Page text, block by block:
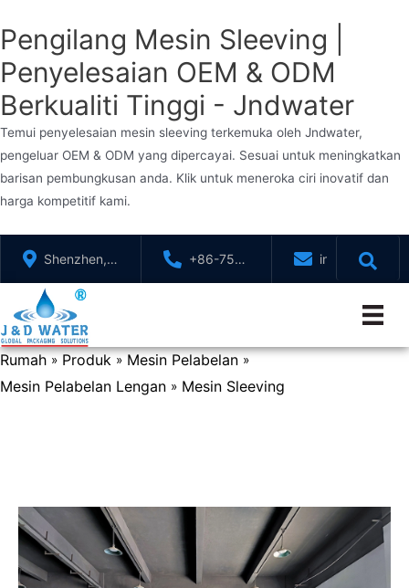
Pengilang Mesin Sleeving |
Penyelesaian OEM & ODM
Berkualiti Tinggi - Jndwater
Temui penyelesaian mesin sleeving terkemuka oleh Jndwater,
pengeluar OEM & ODM yang dipercayai. Sesuai untuk meningkatkan
barisan pembungkusan anda. Klik untuk meneroka ciri inovatif dan
harga kompetitif kami.
kandungan
Shenzhen,
GuangDong,
China
+86-755-
88321071
Rumah » Produk » Mesin Pelabelan »
Mesin Pelabelan Lengan » Mesin Sleeving